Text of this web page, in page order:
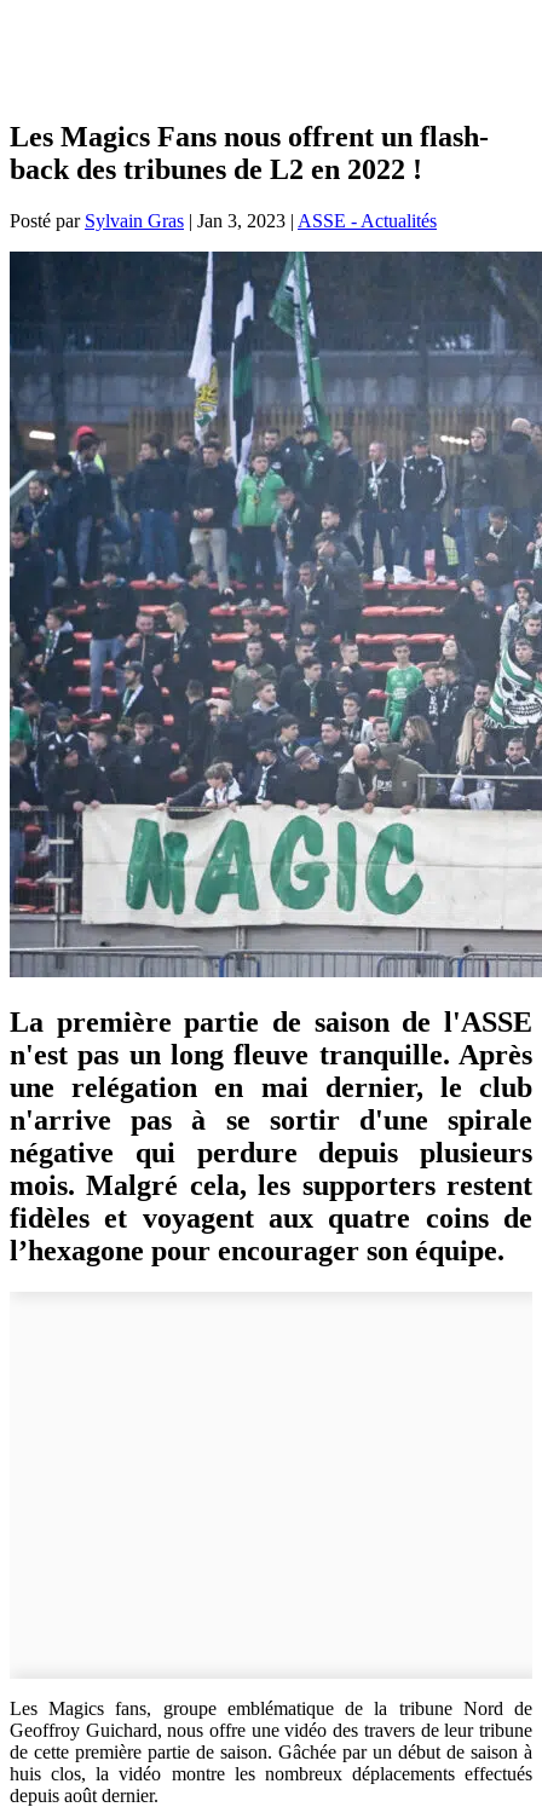
Les Magics Fans nous offrent un flash-
back des tribunes de L2 en 2022 !
Posté par Sylvain Gras | Jan 3, 2023 | ASSE - Actualités
La première partie de saison de l'ASSE
n'est pas un long fleuve tranquille. Après
une relégation en mai dernier, le club
n'arrive pas à se sortir d'une spirale
négative qui perdure depuis plusieurs
mois. Malgré cela, les supporters restent
fidèles et voyagent aux quatre coins de
l’hexagone pour encourager son équipe.
Les Magics fans, groupe emblématique de la tribune Nord de
Geoffroy Guichard, nous offre une vidéo des travers de leur tribune
de cette première partie de saison. Gâchée par un début de saison à
huis clos, la vidéo montre les nombreux déplacements effectués
depuis août dernier.